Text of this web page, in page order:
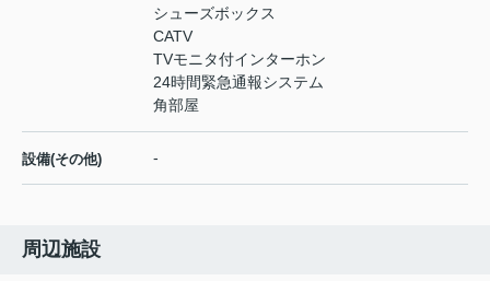
シューズボックス
CATV
TVモニタ付インターホン
24時間緊急通報システム
角部屋
設備(その他) -
周辺施設